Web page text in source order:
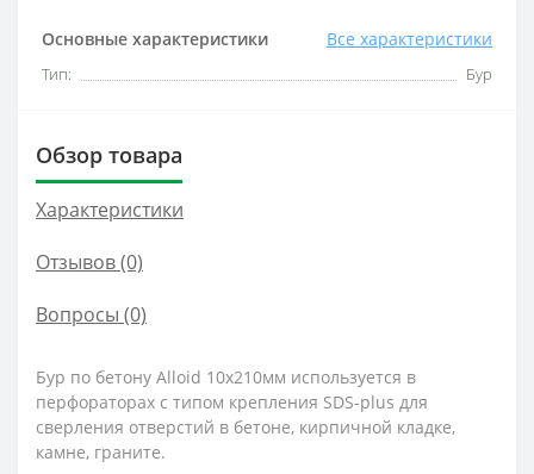
Основные характеристики Все характеристики
Тип: Бур
Обзор товара
Характеристики
Отзывов (0)
Вопросы (0)
Бур по бетону Alloid 10x210мм используется в
перфораторах с типом крепления SDS-plus для
сверления отверстий в бетоне, кирпичной кладке,
камне, граните.